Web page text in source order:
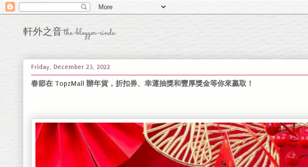
軒外之音 the-blogger-cinda
Friday, December 23, 2022
春節在 TopzMall 辦年貨，折扣券、幸運抽獎和豐厚獎金等你來贏取！